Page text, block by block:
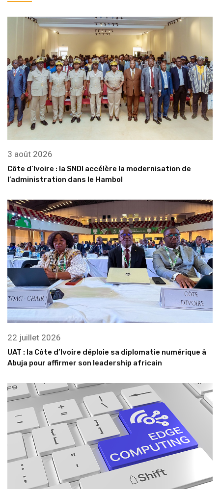
3 août 2026
Côte d’Ivoire : la SNDI accélère la modernisation de
l’administration dans le Hambol
22 juillet 2026
UAT : la Côte d’Ivoire déploie sa diplomatie numérique à
Abuja pour affirmer son leadership africain